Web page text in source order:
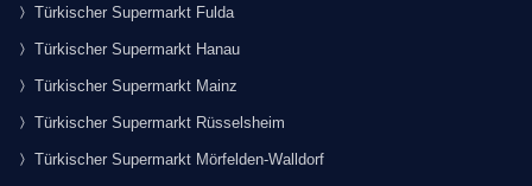
Türkischer Supermarkt Fulda
Türkischer Supermarkt Hanau
Türkischer Supermarkt Mainz
Türkischer Supermarkt Rüsselsheim
Türkischer Supermarkt Mörfelden-Walldorf